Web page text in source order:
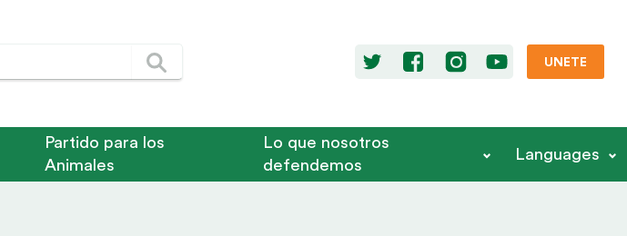
UNETE
Partido para los
Animales
Lo que nosotros
defendemos
Languages